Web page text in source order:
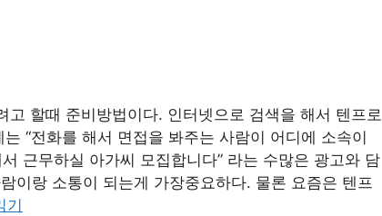
할때 준비방법이다. 인터넷으로 검색을 해서 텐프로
“전화를 해서 면접을 봐주는 사람이 어디에 소속이
근무하실 아가씨 모집합니다” 라는 수많은 광고와 담
이랑 소통이 되는게 가장중요하다. 물론 요즘은 텐프
기